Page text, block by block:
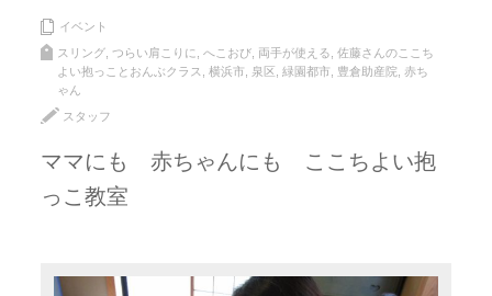
イベント
スリング つらい肩こりに ,へこおび 両手が使える ,佐藤さんのここち
よい抱っことおんぶクラス
,横浜市 泉区 ,緑園都市 豊倉助産院 ,赤ち
ゃん
スタッフ
ママにも 赤ちゃんにも ここちよい抱
っこ教室